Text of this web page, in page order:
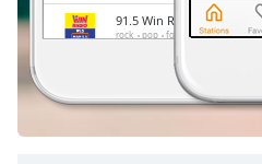
Subtitles
settings,
opens
subtitles
91.5 Win Radio Manila
rock pop folk country
Barangay LS
comedy